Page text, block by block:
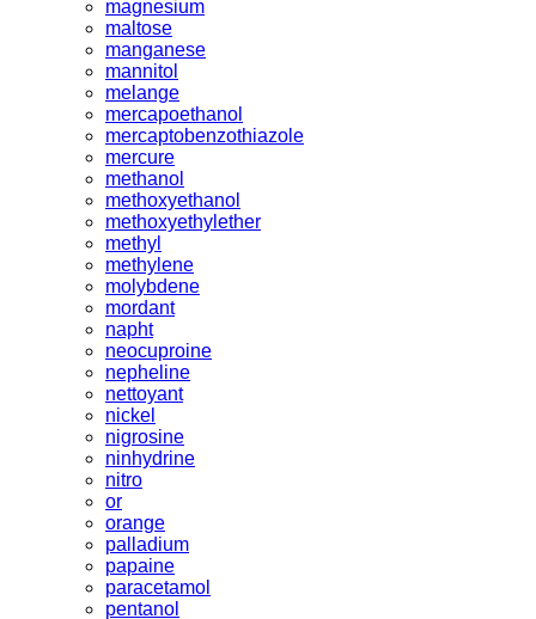
magnesium
maltose
manganese
mannitol
melange
mercapoethanol
mercaptobenzothiazole
mercure
methanol
methoxyethanol
methoxyethylether
methyl
methylene
molybdene
mordant
napht
neocuproine
nepheline
nettoyant
nickel
nigrosine
ninhydrine
nitro
or
orange
palladium
papaine
paracetamol
pentanol